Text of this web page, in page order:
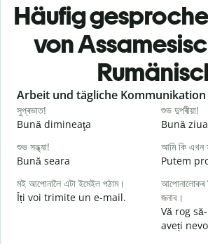
Häufig
von
Slide 1 of 6
Arbeit und tägliche Kommunikation
সুপ্ৰভাত!
Bună dimineaţa
শুভ দুপৰীয়া!
Bună ziua
শুভ সন্ধ্যা!
Bună seara
আমি কি এখন
Putem
মই আপোনালৈ এটা ইমেইল পঠাম।
Îți voi trimite un e-mail.
আপোনালোকৰ
জনাব।
Vă rog
aveți